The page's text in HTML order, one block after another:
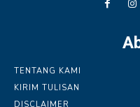
TENTANG KAMI
KIRIM TULISAN
DISCLAIMER